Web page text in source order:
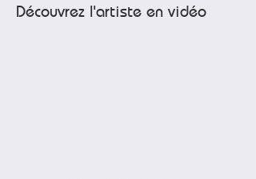
Découvrez l'artiste en vidéo